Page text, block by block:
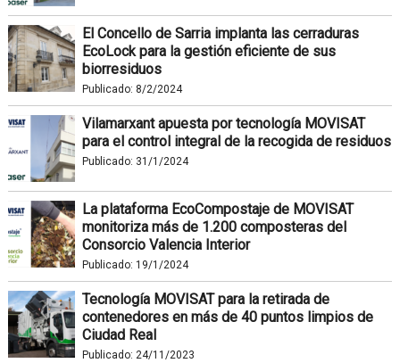
El Concello de Sarria implanta las cerraduras
EcoLock para la gestión eficiente de sus
biorresiduos
Publicado: 8/2/2024
Vilamarxant apuesta por tecnología MOVISAT
para el control integral de la recogida de residuos
Publicado: 31/1/2024
La plataforma EcoCompostaje de MOVISAT
monitoriza más de 1.200 composteras del
Consorcio Valencia Interior
Publicado: 19/1/2024
Tecnología MOVISAT para la retirada de
contenedores en más de 40 puntos limpios de
Ciudad Real
Publicado: 24/11/2023